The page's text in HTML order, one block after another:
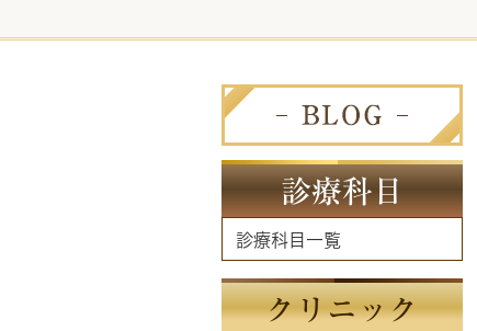
診療科目
診療科目一覧
クリニック